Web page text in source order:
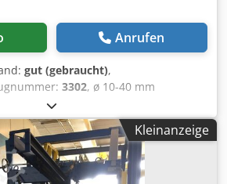
Anrufen
gut (gebraucht),
3302, ø 10-40 mm
mm Wellrohr, 20 m/min max.
600 mm; Bundaußendurchmesser
100–400 mm Chjdpezp Dw
Kleinanzeige